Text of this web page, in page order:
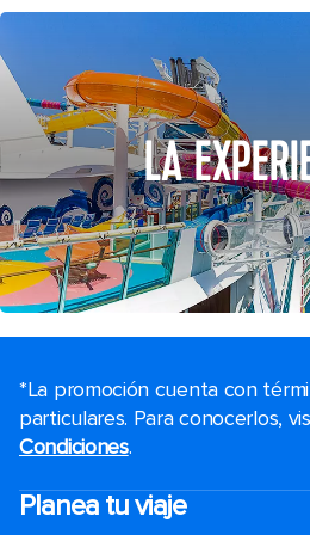
LA
*La promoción cuenta con
particulares. Para conocerlos,
Condiciones.
Planea tu viaje